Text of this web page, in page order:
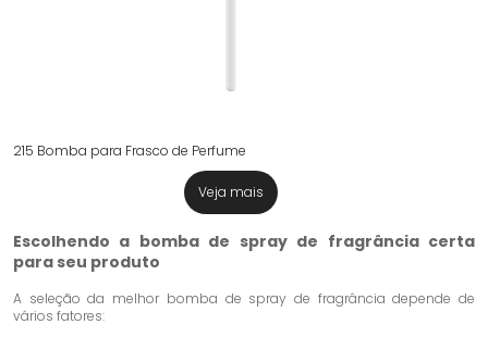
215 Bomba para Frasco de Perfume
Veja mais
Escolhendo a bomba de spray de fragrância certa
para seu produto
A seleção da melhor bomba de spray de fragrância depende de
vários fatores: